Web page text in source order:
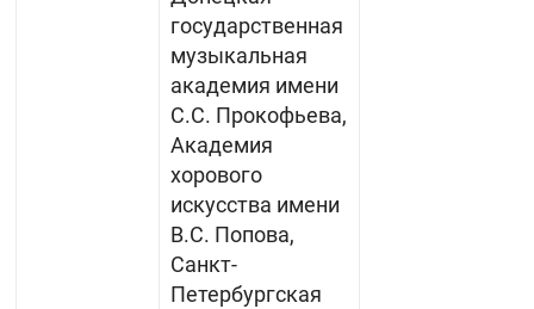
государственная
музыкальная
академия имени
С.С. Прокофьева,
Академия
хорового
искусства имени
В.С. Попова,
Санкт-
Петербургская